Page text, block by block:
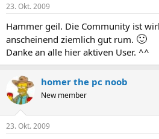
23. Okt. 2009
Hammer geil. Die Community ist
anscheinend ziemlich gut rum. 🙂
Danke an alle hier aktiven User. ^^
homer the pc noob
New member
23. Okt. 2009